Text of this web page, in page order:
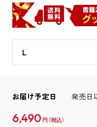
L
お届け予定日 発売日
6,490 円